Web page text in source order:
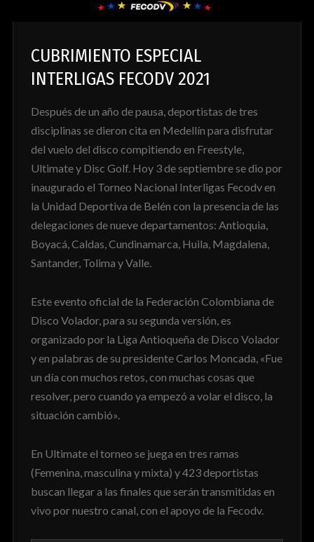
CUBRIMIENTO ESPECIAL
INTERLIGAS FECODV 2021
Después de un año de pausa, deportistas de tres
disciplinas se dieron cita en Medellín para disfrutar
del vuelo del disco compitiendo en Freestyle,
Ultimate y Disc Golf. Hoy 3 de septiembre se dio por
inaugurado el Torneo Nacional Interligas Fecodv en
la Unidad Deportiva de Belén con la presencia de las
delegaciones de nueve departamentos: Antioquia,
Boyacá, Caldas, Cundinamarca, Huila, Magdalena,
Santander, Tolima y Valle.
Este evento oficial de la Federación Colombiana de
Disco Volador, para su segunda versión, es
organizado por la Liga Antioqueña de Disco Volador
y en palabras de su presidente Carlos Moncada, «Fue
un día con muchos retos, con muchas cosas que
resolver, pero cuando ya empezó a volar el disco, la
situación cambió».
En Ultimate el torneo se juega en tres ramas
(Femenina, masculina y mixta) y 423 deportistas
buscan llegar a las finales que serán transmitidas en
vivo por nuestro canal, con el apoyo de la Fecodv.